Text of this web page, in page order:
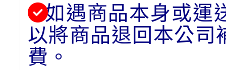
如遇商品本身或運
以將商品退回本公司
費。